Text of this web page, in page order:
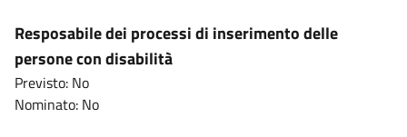
Resposabile dei processi di inserimento delle
persone con disabilità
Previsto: No
Nominato: No